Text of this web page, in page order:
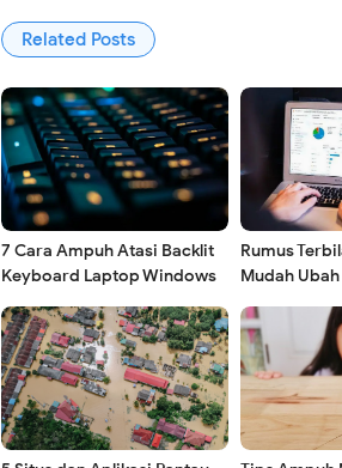
Related Posts
7 Cara Ampuh Atasi Backlit
Keyboard Laptop Windows
Rumus
Mudah